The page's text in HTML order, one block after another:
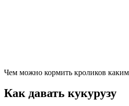
Чем можно кормить кроликов
Как давать кукурузу